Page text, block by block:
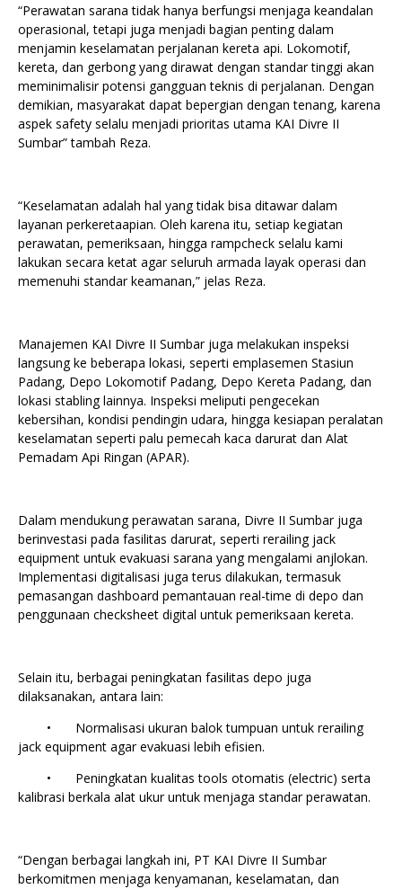
“Perawatan sarana tidak hanya berfungsi menjaga keandalan
operasional, tetapi juga menjadi bagian penting dalam
menjamin keselamatan perjalanan kereta api. Lokomotif,
kereta, dan gerbong yang dirawat dengan standar tinggi akan
meminimalisir potensi gangguan teknis di perjalanan. Dengan
demikian, masyarakat dapat bepergian dengan tenang, karena
aspek safety selalu menjadi prioritas utama KAI Divre II
Sumbar” tambah Reza.
“Keselamatan adalah hal yang tidak bisa ditawar dalam
layanan perkeretaapian. Oleh karena itu, setiap kegiatan
perawatan, pemeriksaan, hingga rampcheck selalu kami
lakukan secara ketat agar seluruh armada layak operasi dan
memenuhi standar keamanan,” jelas Reza.
Manajemen KAI Divre II Sumbar juga melakukan inspeksi
langsung ke beberapa lokasi, seperti emplasemen Stasiun
Padang, Depo Lokomotif Padang, Depo Kereta Padang, dan
lokasi stabling lainnya. Inspeksi meliputi pengecekan
kebersihan, kondisi pendingin udara, hingga kesiapan peralatan
keselamatan seperti palu pemecah kaca darurat dan Alat
Pemadam Api Ringan (APAR).
Dalam mendukung perawatan sarana, Divre II Sumbar juga
berinvestasi pada fasilitas darurat, seperti rerailing jack
equipment untuk evakuasi sarana yang mengalami anjlokan.
Implementasi digitalisasi juga terus dilakukan, termasuk
pemasangan dashboard pemantauan real-time di depo dan
penggunaan checksheet digital untuk pemeriksaan kereta.
Selain itu, berbagai peningkatan fasilitas depo juga
dilaksanakan, antara lain:
•
Normalisasi ukuran balok tumpuan untuk rerailing
jack equipment agar evakuasi lebih efisien.
•
Peningkatan kualitas tools otomatis (electric) serta
kalibrasi berkala alat ukur untuk menjaga standar perawatan.
“Dengan berbagai langkah ini, PT KAI Divre II Sumbar
berkomitmen menjaga kenyamanan, keselamatan, dan